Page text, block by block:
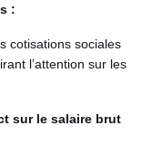
:
cotisations sociales
l’attention sur les
sur le salaire brut